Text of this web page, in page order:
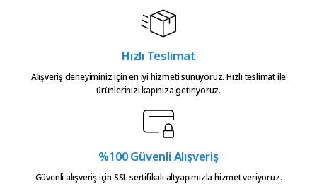
Hızlı Teslimat
Alışveriş deneyiminiz için en iyi hizmeti sunuyoruz. Hızlı teslimat ile
ürünlerinizi kapınıza getiriyoruz.
%100 Güvenli Alışveriş
Güvenli alışveriş için SSL sertifikalı altyapımızla hizmet veriyoruz.